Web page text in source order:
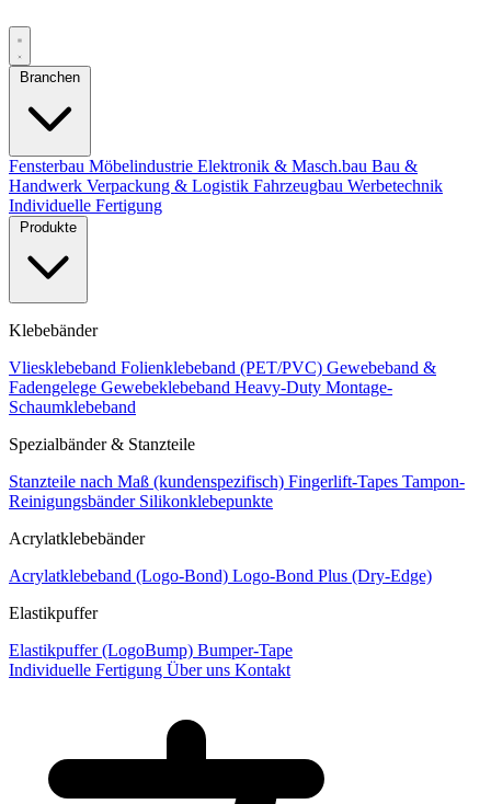
Fensterbau Möbelindustrie Elektronik & Masch.bau Bau &
Handwerk Verpackung & Logistik Fahrzeugbau Werbetechnik
Individuelle Fertigung
Klebebänder
Vliesklebeband Folienklebeband (PET/PVC) Gewebeband &
Fadengelege Gewebeklebeband Heavy-Duty Montage-
Schaumklebeband
Spezialbänder & Stanzteile
Stanzteile nach Maß (kundenspezifisch) Fingerlift-Tapes Tampon-
Reinigungsbänder Silikonklebepunkte
Acrylatklebebänder
Acrylatklebeband (Logo-Bond) Logo-Bond Plus (Dry-Edge)
Elastikpuffer
Elastikpuffer (LogoBump) Bumper-Tape
Individuelle Fertigung Über uns Kontakt